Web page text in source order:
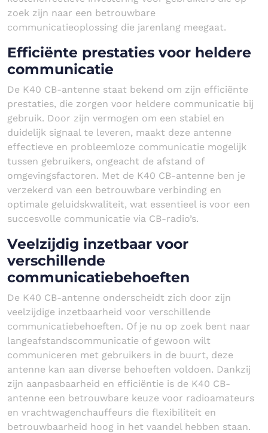
zoek zijn naar een betrouwbare
communicatieoplossing die jarenlang meegaat.
Efficiënte prestaties voor heldere
communicatie
De K40 CB-antenne staat bekend om zijn efficiënte
prestaties, die zorgen voor heldere communicatie bij
gebruik. Door zijn vermogen om een stabiel en
duidelijk signaal te leveren, maakt deze antenne
effectieve en probleemloze communicatie mogelijk
tussen gebruikers, ongeacht de afstand of
omgevingsfactoren. Met de K40 CB-antenne ben je
verzekerd van een betrouwbare verbinding en
optimale geluidskwaliteit, wat essentieel is voor een
succesvolle communicatie via CB-radio’s.
Veelzijdig inzetbaar voor
verschillende
communicatiebehoeften
De K40 CB-antenne onderscheidt zich door zijn
veelzijdige inzetbaarheid voor verschillende
communicatiebehoeften. Of je nu op zoek bent naar
langeafstandscommunicatie of gewoon wilt
communiceren met gebruikers in de buurt, deze
antenne kan aan diverse behoeften voldoen. Dankzij
zijn aanpasbaarheid en efficiëntie is de K40 CB-
antenne een betrouwbare keuze voor radioamateurs
en vrachtwagenchauffeurs die flexibiliteit en
betrouwbaarheid hoog in het vaandel hebben staan.